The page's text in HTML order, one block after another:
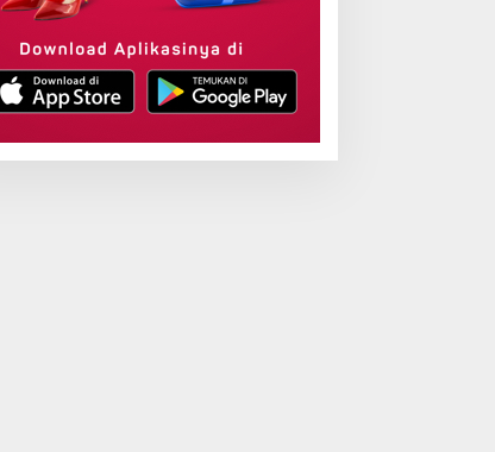
Bantah Ambil Alih,
Kementerian ATR/BPN:
Pendaftaran Tanah Ulayat
Bukan untuk Negara
App